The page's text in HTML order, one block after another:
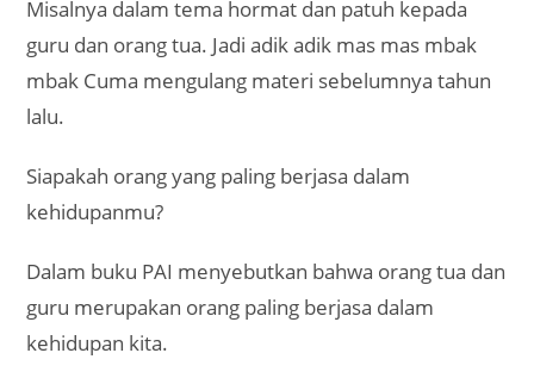
Misalnya dalam tema hormat dan patuh kepada
guru dan orang tua. Jadi adik adik mas mas mbak
mbak Cuma mengulang materi sebelumnya tahun
lalu.
Siapakah orang yang paling berjasa dalam
kehidupanmu?
Dalam buku PAI menyebutkan bahwa orang tua dan
guru merupakan orang paling berjasa dalam
kehidupan kita.